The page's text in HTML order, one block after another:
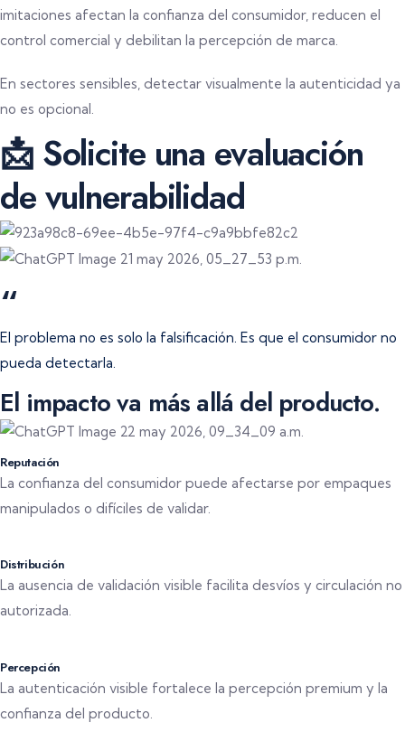
imitaciones afectan la confianza del consumidor, reducen el
control comercial y debilitan la percepción de marca.
En sectores sensibles, detectar visualmente la autenticidad ya
no es opcional.
📩 Solicite una evaluación
de vulnerabilidad
“
El problema no es solo la falsificación. Es que el consumidor no
pueda detectarla.
El impacto va más allá del producto.
Reputación
La confianza del consumidor puede afectarse por empaques
manipulados o difíciles de validar.
Distribución
La ausencia de validación visible facilita desvíos y circulación no
autorizada.
Percepción
La autenticación visible fortalece la percepción premium y la
confianza del producto.